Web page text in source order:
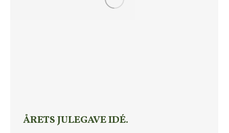
ÅRETS JULEGAVE IDÉ.